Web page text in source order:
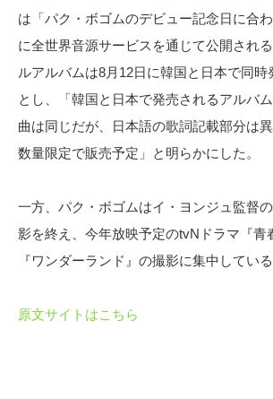
は「パク・ボゴムのデビュー記念日に合
に全世界音源サービスを通じて公開され
ルアルバムは8月12日に韓国と日本で同時
とし、「韓国と日本で発売されるアルバ
曲は同じだが、日本語の歌詞記載部分は
数量限定で販売予定」と明らかにした。
一方、パク・ボゴムはイ・ヨンジュ監督
影を終え、今年放映予定のtvNドラマ『青
『ワンダーランド』の撮影に集中している
原文サイトはこちら